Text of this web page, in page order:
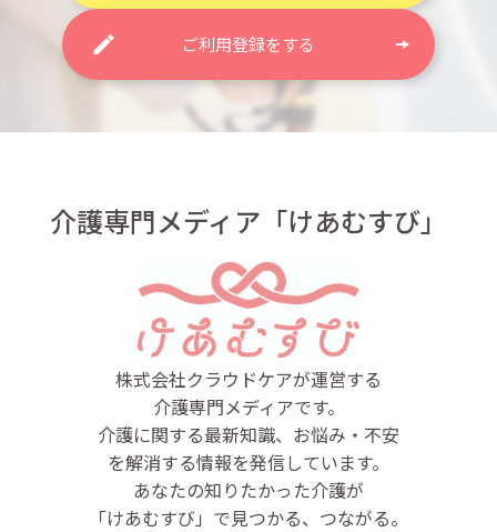
ご利用登録をする
介護専門メディア「けあむすび」
株式会社クラウドケアが運営する
介護専門メディアです。
介護に関する最新知識、お悩み・不安
を解消する情報を発信しています。
あなたの知りたかった介護が
「けあむすび」で見つかる、つながる。